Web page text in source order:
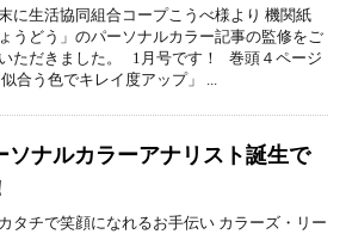
に生活協同組合コープこうべ様より 機関紙
ょうどう」のパーソナルカラー記事の監修をご
ただきました。 1月号です！ 巻頭４ページ
合う色でキレイ度アップ」 ...
ソナルカラーアナリスト誕生で
タチで笑顔になれるお手伝い カラーズ・リー